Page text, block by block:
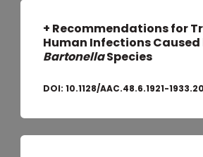
+ Recommendations for
Human Infections Caused
BartonellaSpecies
DOI:10.1128/AAC.48.6.1921-